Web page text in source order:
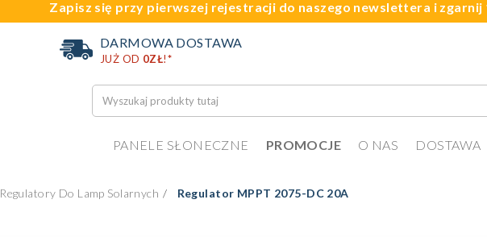
Zapisz się przy pierwszej rejestracji do naszego newslettera i zgarnij
DARMOWA DOSTAWA
JUŻ OD 0ZŁ!*
PANELE SŁONECZNE PROMOCJE O NAS DOSTAWA
Regulatory Do Lamp Solarnych Regulator MPPT 2075-DC 20A